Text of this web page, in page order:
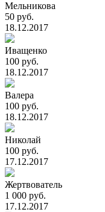
Мельникова
50 руб.
18.12.2017
Иващенко
100 руб.
18.12.2017
Валера
100 руб.
18.12.2017
Николай
100 руб.
17.12.2017
Жертвователь
1 000 руб.
17.12.2017